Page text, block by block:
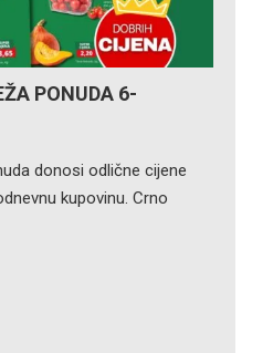
PONUDA 6-
donosi odlične cijene
kupovinu. Crno